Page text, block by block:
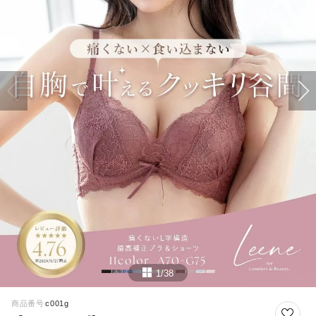
1/38
商品番号 c001g